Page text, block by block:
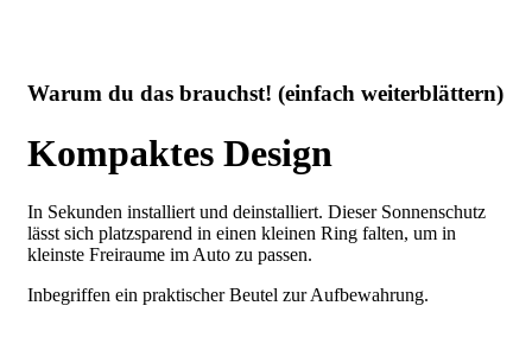
Warum du das brauchst! (einfach weiterblättern)
Kompaktes Design
In Sekunden installiert und deinstalliert. Dieser Sonnenschutz
lässt sich platzsparend in einen kleinen Ring falten, um in
kleinste Freiraume im Auto zu passen.
Inbegriffen ein praktischer Beutel zur Aufbewahrung.